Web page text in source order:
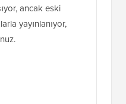
ancak eski
yayınlanıyor,